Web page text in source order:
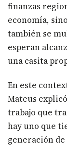
finanzas
economía,
también se
esperan
una casita
En este
Mateus
trabajo que
hay uno que
generación